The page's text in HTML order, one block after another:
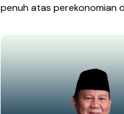
penuh atas perekonomian
hak untuk menerbitkan
Indonesia, filosofi
kehadiran Oeang Republik
pertama kalinya.